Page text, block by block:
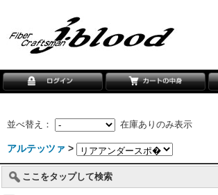
並べ替え： 在庫ありのみ表示
アルテッツァ >
ここをタップして検索